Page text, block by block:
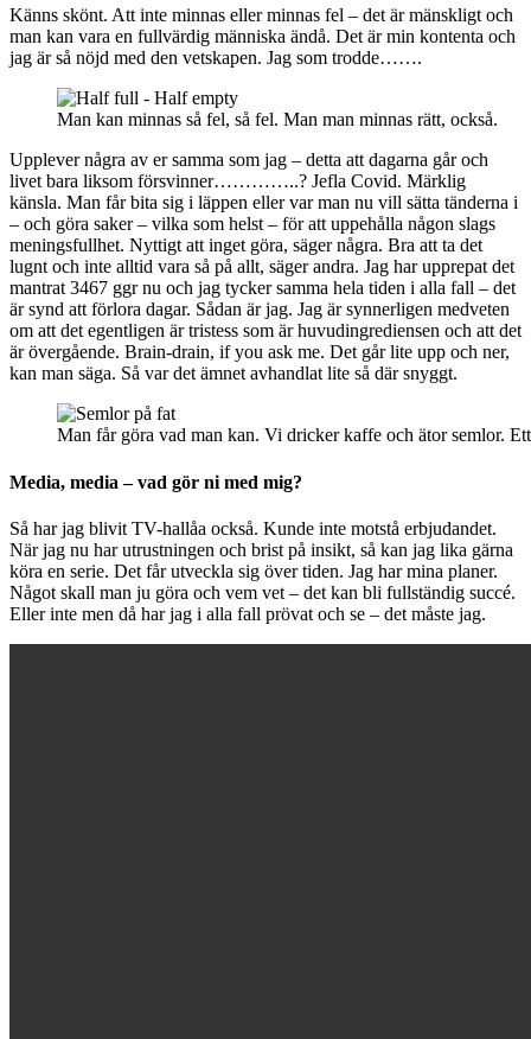
Känns skönt. Att inte minnas eller minnas fel – det är mänskligt och
man kan vara en fullvärdig människa ändå. Det är min kontenta och
jag är så nöjd med den vetskapen. Jag som trodde…….
Man kan minnas så fel, så fel. Man man minnas rätt, också.
Upplever några av er samma som jag – detta att dagarna går och
livet bara liksom försvinner…………..? Jefla Covid. Märklig
känsla. Man får bita sig i läppen eller var man nu vill sätta tänderna i
– och göra saker – vilka som helst – för att uppehålla någon slags
meningsfullhet. Nyttigt att inget göra, säger några. Bra att ta det
lugnt och inte alltid vara så på allt, säger andra. Jag har upprepat det
mantrat 3467 ggr nu och jag tycker samma hela tiden i alla fall – det
är synd att förlora dagar. Sådan är jag. Jag är synnerligen medveten
om att det egentligen är tristess som är huvudingrediensen och att det
är övergående. Brain-drain, if you ask me. Det går lite upp och ner,
kan man säga. Så var det ämnet avhandlat lite så där snyggt.
Man får göra vad man kan. Vi dricker kaffe och ätor semlor.
Media, media – vad gör ni med mig?
Så har jag blivit TV-hallåa också. Kunde inte motstå erbjudandet.
När jag nu har utrustningen och brist på insikt, så kan jag lika gärna
köra en serie. Det får utveckla sig över tiden. Jag har mina planer.
Något skall man ju göra och vem vet – det kan bli fullständig succé.
Eller inte men då har jag i alla fall prövat och se – det måste jag.